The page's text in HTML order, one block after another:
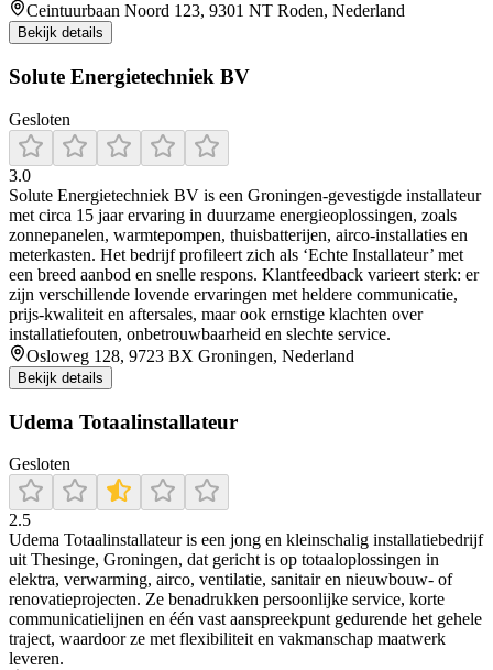
Ceintuurbaan Noord 123, 9301 NT Roden, Nederland
Bekijk details
Solute Energietechniek BV
Gesloten
3.0
Solute Energietechniek BV is een Groningen-gevestigde installateur
met circa 15 jaar ervaring in duurzame energieoplossingen, zoals
zonnepanelen, warmtepompen, thuisbatterijen, airco-installaties en
meterkasten. Het bedrijf profileert zich als ‘Echte Installateur’ met
een breed aanbod en snelle respons. Klantfeedback varieert sterk: er
zijn verschillende lovende ervaringen met heldere communicatie,
prijs-kwaliteit en aftersales, maar ook ernstige klachten over
installatiefouten, onbetrouwbaarheid en slechte service.
Osloweg 128, 9723 BX Groningen, Nederland
Bekijk details
Udema Totaalinstallateur
Gesloten
2.5
Udema Totaalinstallateur is een jong en kleinschalig installatiebedrijf
uit Thesinge, Groningen, dat gericht is op totaaloplossingen in
elektra, verwarming, airco, ventilatie, sanitair en nieuwbouw- of
renovatieprojecten. Ze benadrukken persoonlijke service, korte
communicatielijnen en één vast aanspreekpunt gedurende het gehele
traject, waardoor ze met flexibiliteit en vakmanschap maatwerk
leveren.